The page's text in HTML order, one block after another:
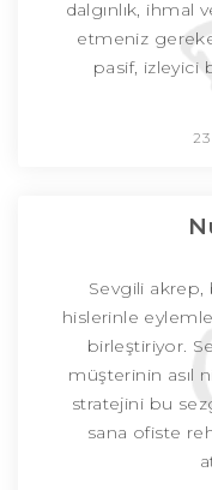
dalgınlık, ihmal
etmeniz
pasif, izleyici
Sevgili
hislerinle
birleştiriyor.
müşterinin asıl
stratejini bu
sana ofiste